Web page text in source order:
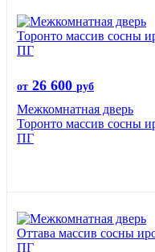
от 26 600 руб
Межкомнатная дверь
Торонто массив сосны
ПГ